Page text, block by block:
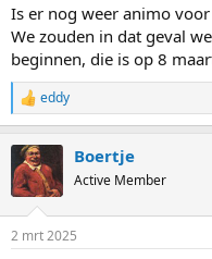
Is er nog weer animo
We zouden in dat geval
beginnen, die is op 8
R
e
c
t
i
s
eddy
Boertje
Active Member
2 mrt 2025